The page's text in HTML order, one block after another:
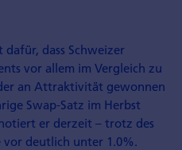
dass Schweizer
vor allem im Vergleich zu
an Attraktivität gewonnen
Swap-Satz im Herbst
er derzeit – trotz des
vor deutlich unter 1.0%.